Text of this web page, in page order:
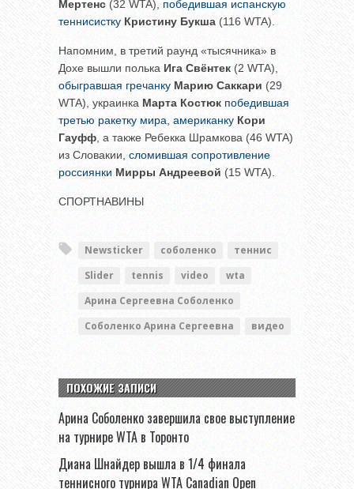
Мертенс (32 WTA), победившая испанскую
теннисистку Кристину Букша (116 WTA).
Напомним, в третий раунд «тысячника» в
Дохе вышли полька Ига Свёнтек (2 WTA),
обыгравшая гречанку Марию Саккари (29
WTA), украинка Марта Костюк победившая
третью ракетку мира, американку Кори
Гауфф, а также Ребекка Шрамкова (46 WTA)
из Словакии, сломившая сопротивление
россиянки Мирры Андреевой (15 WTA).
СПОРТНАВИНЫ
Newsticker соболенко
теннис
Slider
tennis video
wta
Арина Сергеевна Соболенко
Соболенко Арина Сергеевна
видео
ПОХОЖИЕ ЗАПИСИ
Арина Соболенко завершила свое выступление
на турнире WTA в Торонто
Диана Шнайдер вышла в 1/4 финала
теннисного турнира WTA Canadian Open